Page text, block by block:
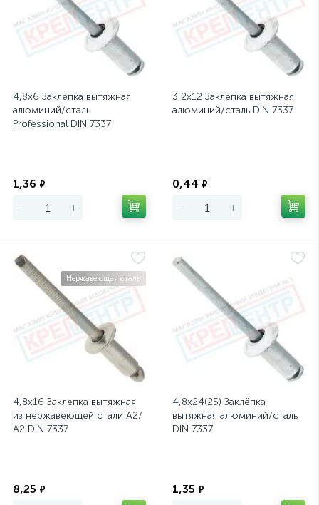
4,8х6 Заклёпка вытяжная
алюминий/сталь
Professional DIN 7337
1,36 ₽
- +
3,2х12 Заклёпка вытяжная
алюминий/сталь DIN 7337
0,44 ₽
- +
Нержавеющая сталь
4,8х16 Заклепка вытяжная
из нержавеющей стали А2/
А2 DIN 7337
8,25 ₽
4,8х24(25) Заклёпка
вытяжная алюминий/сталь
DIN 7337
1,35 ₽